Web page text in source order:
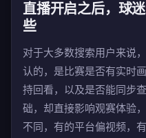
直播开启之后，球
些
对于大多数搜索用户来说
认的，是比赛是否有实时
持回看，以及是否能同步
础，却直接影响观赛体验
不同，有的平台偏视频，